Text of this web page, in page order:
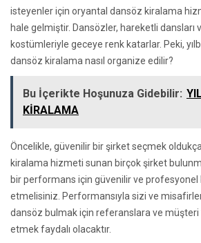
isteyenler için oryantal dansöz kiralama
hale gelmiştir. Dansözler, hareketli dansları
kostümleriyle geceye renk katarlar. Peki,
dansöz kiralama nasıl organize edilir?
Bu İçerikte Hoşunuza Gidebilir:
KİRALAMA
Öncelikle, güvenilir bir şirket seçmek
kiralama hizmeti sunan birçok şirket
bir performans için güvenilir ve profesyonel
etmelisiniz. Performansıyla sizi ve
dansöz bulmak için referanslara ve müşteri
etmek faydalı olacaktır.